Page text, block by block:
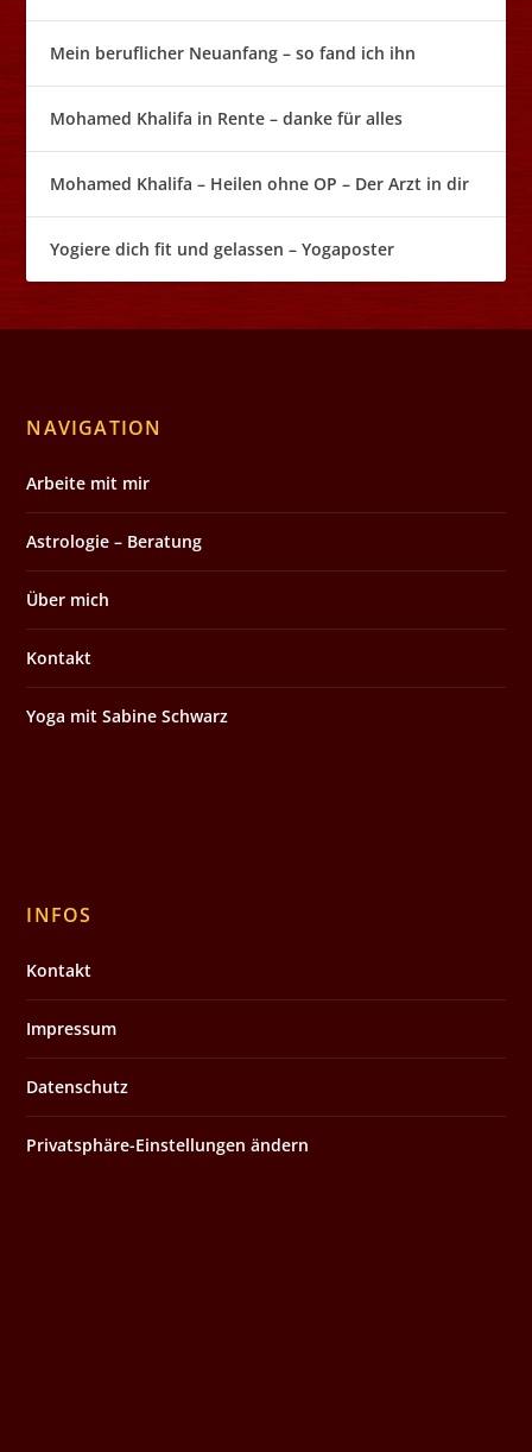
Mein beruflicher Neuanfang – so fand ich ihn
Mohamed Khalifa in Rente – danke für alles
Mohamed Khalifa – Heilen ohne OP – Der Arzt in dir
Yogiere dich fit und gelassen – Yogaposter
NAVIGATION
Arbeite mit mir
Astrologie – Beratung
Über mich
Kontakt
Yoga mit Sabine Schwarz
INFOS
Kontakt
Impressum
Datenschutz
Privatsphäre-Einstellungen ändern